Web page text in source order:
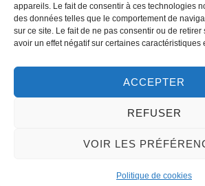
appareils. Le fait de consentir à ces technologies
des données telles que le comportement de
sur ce site. Le fait de ne pas consentir ou de
avoir un effet négatif sur certaines caractéristiques
ACCEPTER
REFUSER
VOIR LES
Politique de cookies
32 rue du Général de
45130 Meung-sur-
mairie@meung-sur-
Horaires
9h00 à 12h30 & 13h30
Mardi :14h00 à